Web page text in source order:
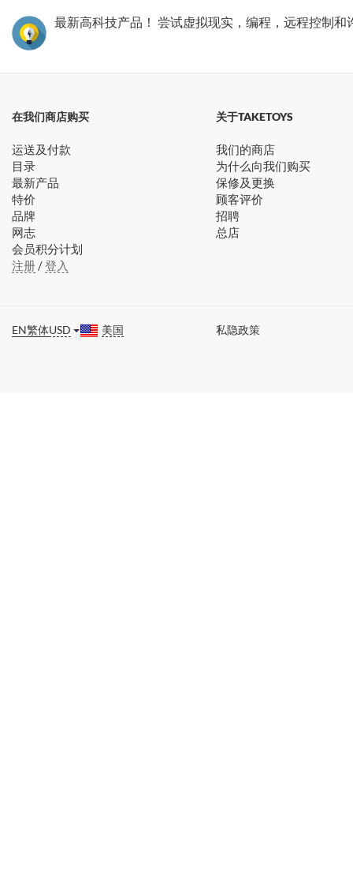
最新高科技产品！ 尝试虚拟现实，编程，远程控制
在我们商店购买
运送及付款
目录
最新产品
特价
品牌
网志
会员积分计划
注册/登入
关于TAKETOYS
我们的商店
为什么向我们购买
保修及更换
顾客评价
招聘
总店
EN繁体USD 美国 私隐政策